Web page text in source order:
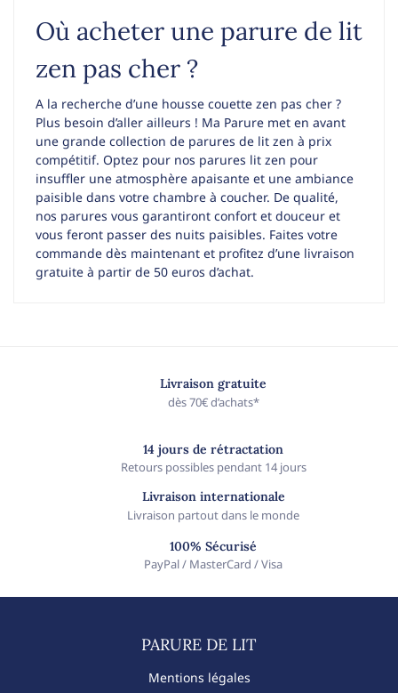
Où acheter une parure de lit
zen pas cher ?
A la recherche d’une housse couette zen pas cher ?
Plus besoin d’aller ailleurs ! Ma Parure met en avant
une grande collection de parures de lit zen à prix
compétitif. Optez pour nos parures lit zen pour
insuffler une atmosphère apaisante et une ambiance
paisible dans votre chambre à coucher. De qualité,
nos parures vous garantiront confort et douceur et
vous feront passer des nuits paisibles. Faites votre
commande dès maintenant et profitez d’une livraison
gratuite à partir de 50 euros d’achat.
Livraison gratuite
dès 70€ d’achats*
14 jours de rétractation
Retours possibles pendant 14 jours
Livraison internationale
Livraison partout dans le monde
100% Sécurisé
PayPal / MasterCard / Visa
PARURE DE LIT​
Mentions légales